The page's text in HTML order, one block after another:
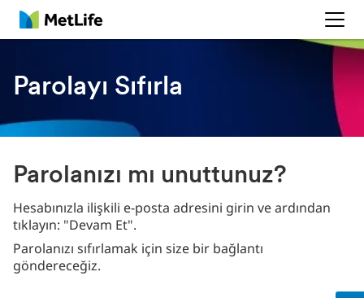
MetLife
Parolayı Sıfırla
Parolanızı mı unuttunuz?
Hesabınızla ilişkili e-posta adresini girin ve ardından
tıklayın: "Devam Et".
Parolanızı sıfırlamak için size bir bağlantı
göndereceğiz.